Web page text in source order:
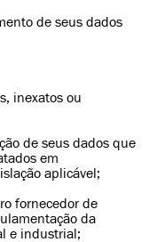
de seus dados
inexatos ou
de seus dados que
em
aplicável;
fornecedor de
da
e industrial;